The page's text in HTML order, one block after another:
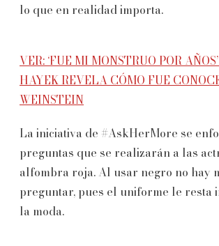
lo que en realidad importa.
VER: ‘FUE MI MONSTRUO POR
HAYEK REVELA CÓMO FUE
WEINSTEIN
La iniciativa de #AskHerMore se
preguntas que se realizarán a las
alfombra roja. Al usar negro no hay
preguntar, pues el uniforme le resta
la moda.